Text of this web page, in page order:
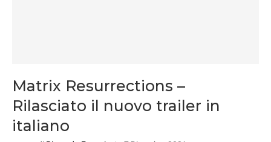
Matrix Resurrections –
Rilasciato il nuovo trailer in
italiano